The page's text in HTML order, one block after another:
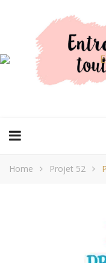
Home Projet 52